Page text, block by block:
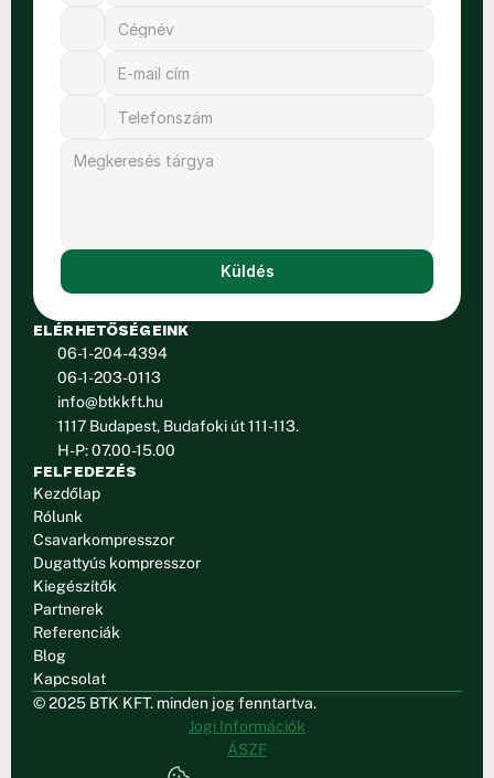
FELFEDEZÉS
Kezdőlap
Rólunk
Csavarkompresszor
Dugattyús kompresszor
Kiegészítők
Partnerek
Referenciák
Blog
Kapcsolat
ELÉRHETŐSÉGEINK
06-1-204-4394
06-1-203-0113
info@btkkft.hu
1117 Budapest, Budafoki út 111-113.
H-P: 07.00-15.00
Küldés
© 2025 BTK KFT. minden jog fenntartva.
Jogi Információk
ÁSZF